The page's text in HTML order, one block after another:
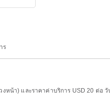
ร
หน้า) และราคาค่าบริการ USD 20 ต่อ วั